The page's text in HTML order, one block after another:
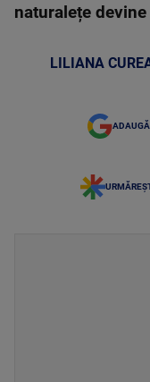
naturalețe
LILIANA
ADAUGĂ